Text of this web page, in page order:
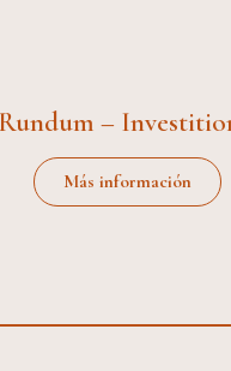
–
Más información